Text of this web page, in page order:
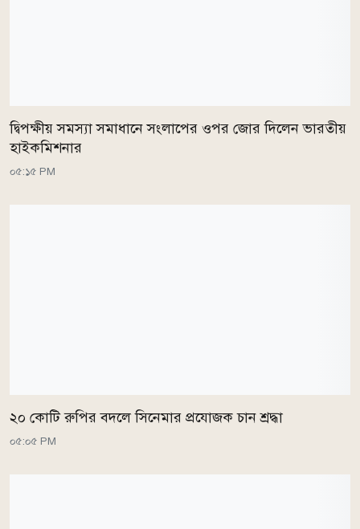
দ্বিপক্ষীয় সমস্যা সমাধানে সংলাপের ওপর জোর দিলেন ভারতীয়
হাইকমিশনার
০৫:১৫ PM
২০ কোটি রুপির বদলে সিনেমার প্রযোজক চান শ্রদ্ধা
০৫:০৫ PM